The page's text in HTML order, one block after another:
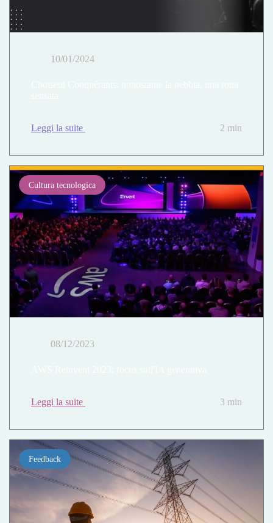
10/01/2024
Leggi la suite 2 min
Cultura tecnologica
08/12/2023
Leggi la suite 3 min
Feedback